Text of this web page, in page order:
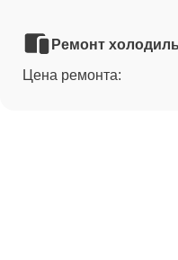
Ремонт
Цена ремонта: